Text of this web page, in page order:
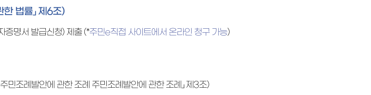
법률」 제6조)
증명서 발급신청) 제출 (*주민e직접 사이트에서 온라인 청구 가능)
주민조례발안에 관한 조례 주민조례발안에 관한 조례」 제3조)